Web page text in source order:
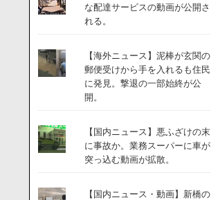
な配達サービスの動画が公開さ
れる。
【海外ニュース】泥棒が玄関の
郵便受けから手を入れるも住民
に発見。撃退の一部始終が公
開。
【国内ニュース】悪ふざけの末
に事故か。業務スーパーに車が
突っ込む動画が拡散。
【国内ニュース・動画】新橋の